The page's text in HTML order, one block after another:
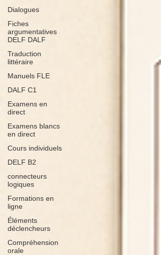
Dialogues
Fiches
argumentatives
DELF DALF
Traduction
littéraire
Manuels FLE
DALF C1
Examens en
direct
Examens blancs
en direct
Cours individuels
DELF B2
connecteurs
logiques
Formations en
ligne
Éléments
déclencheurs
Compréhension
orale